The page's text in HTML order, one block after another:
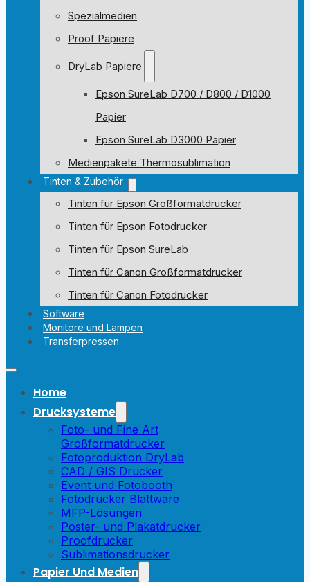
Spezialmedien
Proof Papiere
DryLab Papiere
Epson SureLab D700 / D800 / D1000
Papier
Epson SureLab D3000 Papier
Medienpakete Thermosublimation
Tinten & Zubehör
Tinten für Epson Großformatdrucker
Tinten für Epson Fotodrucker
Tinten für Epson SureLab
Tinten für Canon Großformatdrucker
Tinten für Canon Fotodrucker
Software
Monitore und Lampen
Transferpressen
Home
Drucksysteme
Foto- und Fine Art
Großformatdrucker
Fotoproduktion DryLab
CAD / GIS Drucker
Event und Fotobooth
Fotodrucker Blattware
MFP-Lösungen
Poster- und Plakatdrucker
Proofdrucker
Sublimationsdrucker
Papier Und Medien